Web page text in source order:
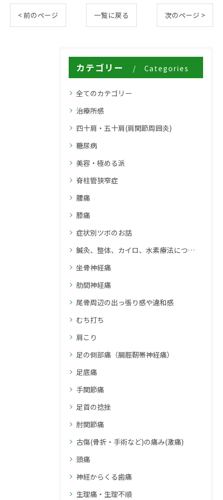
< 前のページ 一覧に戻る 次のページ >
カテゴリー Categories
全てのカテゴリー
治療所感
四十肩・五十肩(肩関節周囲炎)
糖尿病
美容・極める派
脊柱管狭窄症
腰痛
膝痛
症状別ツボのお話
鍼灸、整体、カイロ、水素療法について
坐骨神経痛
肋間神経痛
尾骨周辺の出っ張り感や違和感
むち打ち
肩こり
足の側部痛（腸脛靭帯神経痛）
足底痛
手関節痛
足首の捻挫
肘関節痛
古傷(骨折・手術など)の痛み(激痛)
頭痛
神経からくる歯痛
生理痛・生理不順